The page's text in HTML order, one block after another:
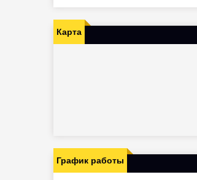
Карта
График работы